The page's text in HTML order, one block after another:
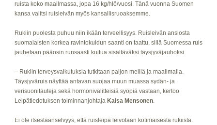
ruista koko maailmassa, jopa 16 kg/hlö/vuosi. Tänä vuonna Suomen
kansa valitsi ruisleivän myös kansallisruoaksemme.
Rukiin puolesta puhuu niin ikään terveellisyys. Ruisleivän ansiosta
suomalaisten korkea ravintokuidun saanti on taattu, sillä Suomessa ruis
jauhetaan pääosin runsaasti kuitua sisältäväksi täysjyväjauhoksi.
– Rukiin terveysvaikutuksia tutkitaan paljon meillä ja maailmalla.
Täysjyväruis näyttää antavan suojaa muun muassa sydän- ja
verisuonitauteja sekä hormonivälitteisiä syöpiä vastaan, kertoo
Leipätiedotuksen toiminnanjohtaja Kaisa Mensonen.
Ei ole itsestäänselvyys, että ruisleipä leivotaan kotimaisesta rukiista.